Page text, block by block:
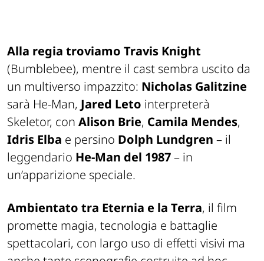
Alla regia troviamo Travis Knight
(Bumblebee), mentre il cast sembra uscito da
un multiverso impazzito: Nicholas Galitzine
sarà He-Man, Jared Leto interpreterà
Skeletor, con Alison Brie, Camila Mendes,
Idris Elba e persino Dolph Lundgren – il
leggendario He-Man del 1987– in
un’apparizione speciale.
Ambientato tra Eternia e la Terra, il film
promette magia, tecnologia e battaglie
spettacolari, con largo uso di effetti visivi ma